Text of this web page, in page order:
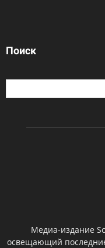
Поиск
Медиа-издание
освещающий